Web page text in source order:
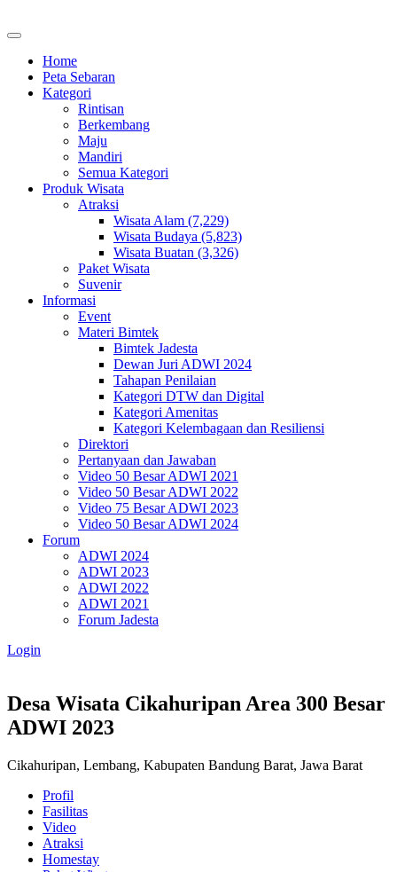
Home
Peta Sebaran
Kategori
Rintisan
Berkembang
Maju
Mandiri
Semua Kategori
Produk Wisata
Atraksi
Wisata Alam (7,229)
Wisata Budaya (5,823)
Wisata Buatan (3,326)
Paket Wisata
Suvenir
Informasi
Event
Materi Bimtek
Bimtek Jadesta
Dewan Juri ADWI 2024
Tahapan Penilaian
Kategori DTW dan Digital
Kategori Amenitas
Kategori Kelembagaan dan Resiliensi
Direktori
Pertanyaan dan Jawaban
Video 50 Besar ADWI 2021
Video 50 Besar ADWI 2022
Video 75 Besar ADWI 2023
Video 50 Besar ADWI 2024
Forum
ADWI 2024
ADWI 2023
ADWI 2022
ADWI 2021
Forum Jadesta
Login
Desa Wisata Cikahuripan Area 300 Besar
ADWI 2023
Cikahuripan, Lembang, Kabupaten Bandung Barat, Jawa Barat
Profil
Fasilitas
Video
Atraksi
Homestay